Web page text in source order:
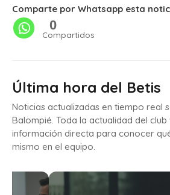
Comparte por Whatsapp esta
0
Compartidos
Última hora del Betis
Noticias actualizadas en tiempo real
Balompié. Toda la actualidad del
información directa para conocer
mismo en el equipo.